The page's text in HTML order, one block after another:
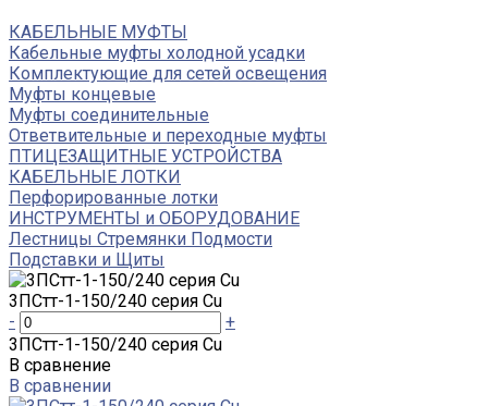
КАБЕЛЬНЫЕ МУФТЫ
Кабельные муфты холодной усадки
Комплектующие для сетей освещения
Муфты концевые
Муфты соединительные
Ответвительные и переходные муфты
ПТИЦЕЗАЩИТНЫЕ УСТРОЙСТВА
КАБЕЛЬНЫЕ ЛОТКИ
Перфорированные лотки
ИНСТРУМЕНТЫ и ОБОРУДОВАНИЕ
Лестницы Стремянки Подмости
Подставки и Щиты
3ПСтт-1-150/240 серия Cu
-
+
3ПСтт-1-150/240 серия Cu
В сравнение
В сравнении